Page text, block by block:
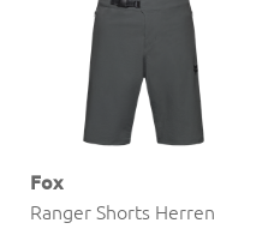
Fox
Ranger Shorts Herren